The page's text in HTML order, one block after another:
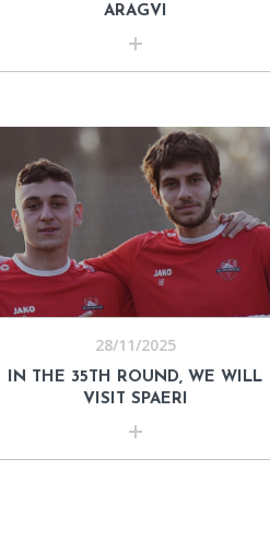
ARAGVI
28/11/2025
IN THE 35TH ROUND, WE WILL
VISIT SPAERI